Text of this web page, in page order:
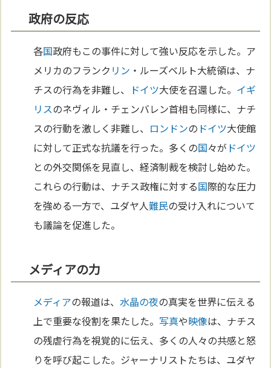
政府の反応
各国政府もこの事件に対して強い反応を示した。ア
メリカのフランク リン ・ルーズベルト大統領は、ナ
チスの行為を非難し、
ドイツ大使を召還した。 イギ
リスのネヴィル・チェンバレン首相も同様に、ナチ
スの行動を激しく非難し、 ロンドンの ドイツ大使館
に対して正式な抗議を行った。多くの国々が ドイツ
との外交関係を見直し、経済制裁を検討し始めた。
これらの行動は、ナチス政権に対する国際的な圧力
を強める一方で、ユダヤ人難民の受け入れについて
も議論を促進した。
メディアの力
メディアの報道は、水晶の夜の真実を世界に伝える
上で重要な役割を果たした。写真や映像は、ナチス
の残虐行為を視覚的に伝え、多くの人々の共感と怒
りを呼び起こした。ジャーナリストたちは、ユダヤ